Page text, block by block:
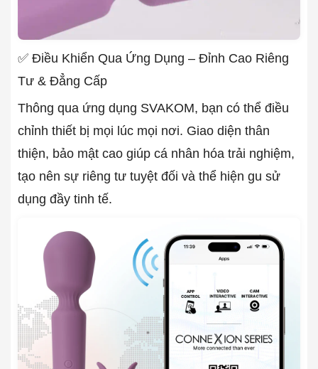
✅ Điều Khiển Qua Ứng Dụng – Đỉnh Cao Riêng
Tư & Đẳng Cấp
Thông qua ứng dụng SVAKOM, bạn có thể điều
chỉnh thiết bị mọi lúc mọi nơi. Giao diện thân
thiện, bảo mật cao giúp cá nhân hóa trải nghiệm,
tạo nên sự riêng tư tuyệt đối và thể hiện gu sử
dụng đầy tinh tế.